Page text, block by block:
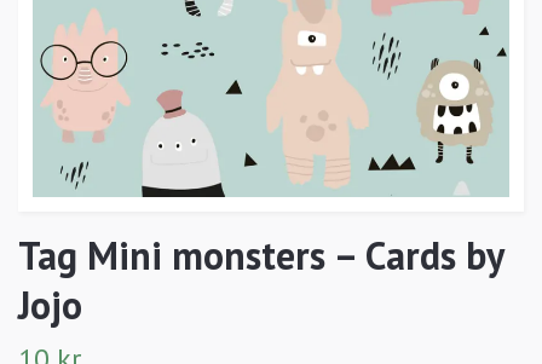
Tag Mini monsters – Cards by
Jojo